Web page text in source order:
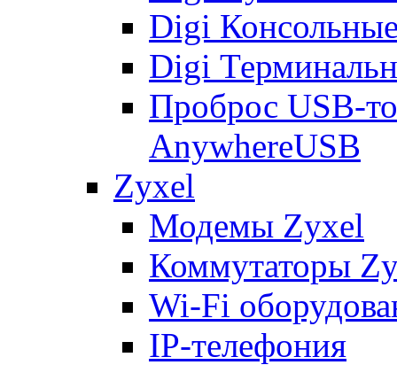
Digi
Digi
Проброс USB-
AnywhereUSB
Zyxel
Модемы Zyxel
Коммутаторы
Wi-Fi
IP-телефония